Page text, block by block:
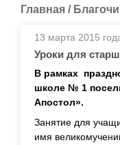
Главная /
13 марта 2015
Уроки для
В рамках
школе № 1
Апостол».
Занятие для
имя